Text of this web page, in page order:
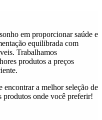
em proporcionar saúde e
equilibrada com
Trabalhamos
produtos a preços
encontrar a melhor seleção de
produtos onde você preferir!